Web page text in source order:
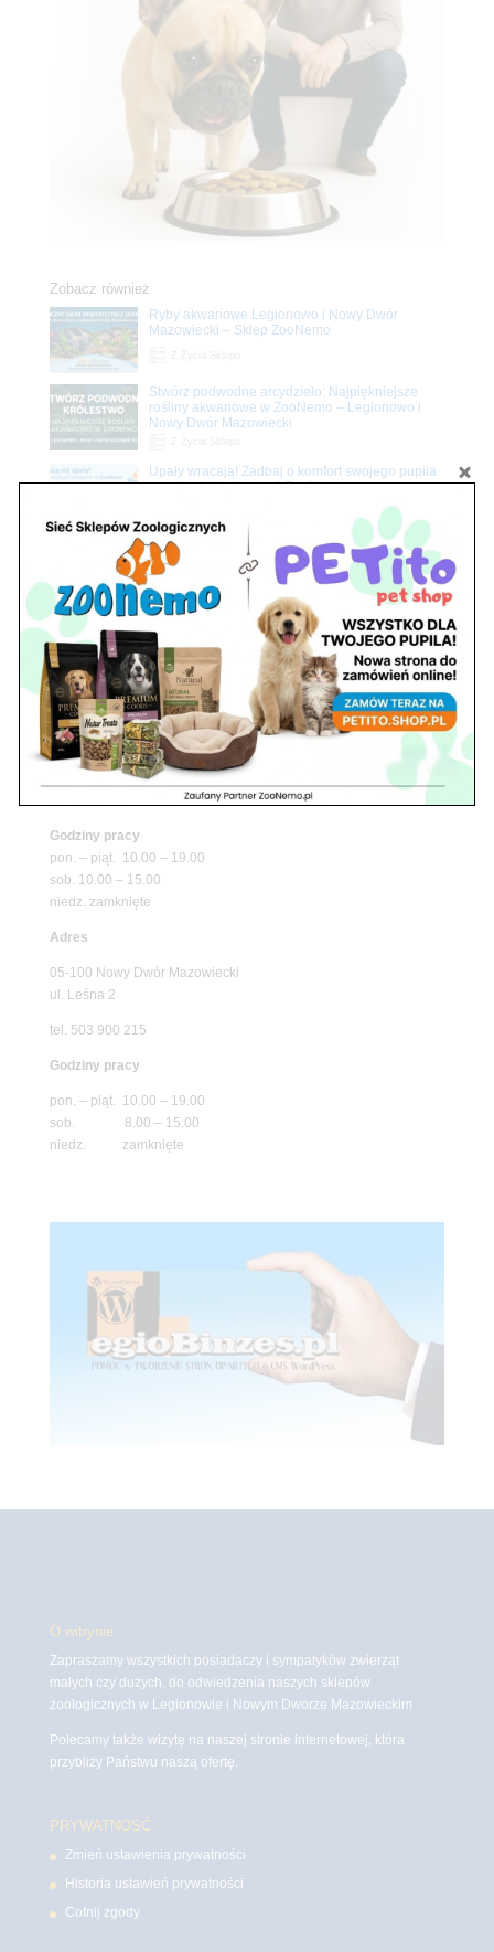
Zobacz również
Ryby akwariowe Legionowo i Nowy Dwór
Mazowiecki – Sklep ZooNemo
Stwórz podwodne arcydzieło: Najpiękniejsze
rośliny akwariowe w ZooNemo – Legionowo i
Nowy Dwór Mazowiecki
Upały wracają! Zadbaj o komfort swojego pupila
z matami chłodzącymi ZooNemo
Z Życia Sklepu
Petito Pet Shop – Internetowy Sklep Zoologiczny
Online! Wszystko Dla Twojego Pupila | ZooNemo
Znajdź nas
Adres
05-120 Legionowo
ul. Piłsudskiego 31,
pawilon 134
Godziny pracy
pon. – piąt. 10.00 – 19.00
sob. 10.00 – 15.00
niedz. zamknięte
Adres
05-100 Nowy Dwór Mazowiecki
ul. Leśna 2
tel. 503 900 215
Godziny pracy
pon. – piąt. 10.00 – 19.00
sob. 8.00 – 15.00
niedz. zamknięte
O witrynie
Zapraszamy wszystkich posiadaczy i sympatyków zwierząt
małych czy dużych, do odwiedzenia naszych sklepów
zoologicznych w Legionowie i Nowym Dworze Mazowieckim
Polecamy także wizytę na naszej stronie internetowej, która
przybliży Państwu naszą ofertę.
PRYWATNOŚĆ
Zmień ustawienia prywatności
Historia ustawień prywatności
Cofnij zgody